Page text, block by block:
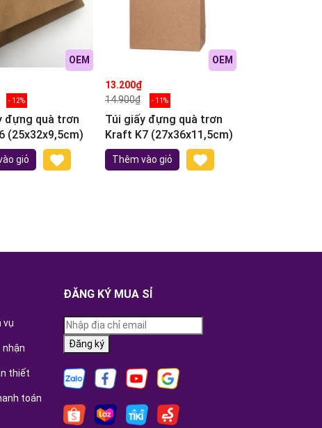
OEM
- 12%
đựng quà trơn
(25x32x9,5cm)
giỏ
OEM
13.200₫
14.900₫
- 11%
Túi giấy đựng quà trơn
Kraft K7 (27x36x11,5cm)
Thêm vào giỏ
vụ
nhận
thiết
toán
ĐĂNG KÝ MUA SỈ
Đăng ký